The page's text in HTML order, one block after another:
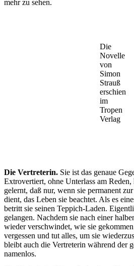
mehr zu sehen.
Die
Novelle
von
Simon
Strauß
erschien
im
Tropen
Verlag
Die Vertreterin. Sie ist das genaue
Extrovertiert, ohne Unterlass am
gelernt, daß nur, wenn sie permanent
dient, das Leben sie beachtet. Als es
betritt sie seinen Teppich-Laden.
gelangen. Nachdem sie nach einer
wieder verschwindet, wie sie
vergessen und tut alles, um sie
bleibt auch die Vertreterin während der
namenlos.